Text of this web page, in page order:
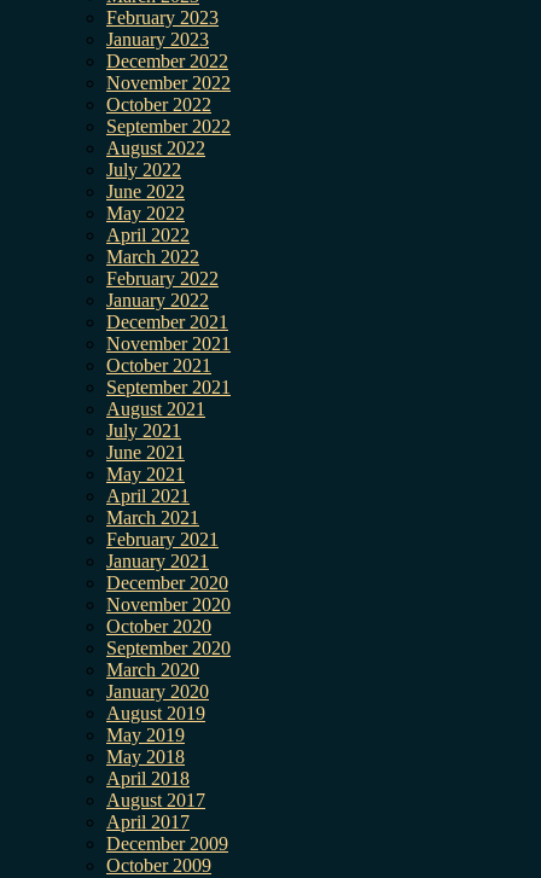
February 2023
January 2023
December 2022
November 2022
October 2022
September 2022
August 2022
July 2022
June 2022
May 2022
April 2022
March 2022
February 2022
January 2022
December 2021
November 2021
October 2021
September 2021
August 2021
July 2021
June 2021
May 2021
April 2021
March 2021
February 2021
January 2021
December 2020
November 2020
October 2020
September 2020
March 2020
January 2020
August 2019
May 2019
May 2018
April 2018
August 2017
April 2017
December 2009
October 2009